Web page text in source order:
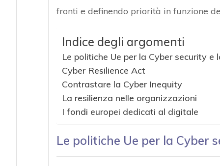
fronti e definendo priorità in funzione
Indice degli argomenti
Le politiche Ue per la Cyber security e
Cyber Resilience Act
Contrastare la Cyber Inequity
La resilienza nelle organizzazioni
I fondi europei dedicati al digitale
Le politiche Ue per la Cyber